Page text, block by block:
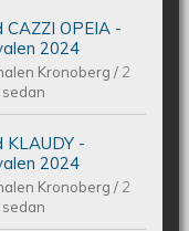
-
CAZZI OPEIA -
2024
Kronoberg/ 2
sedan
-
KLAUDY -
2024
Kronoberg/ 2
sedan